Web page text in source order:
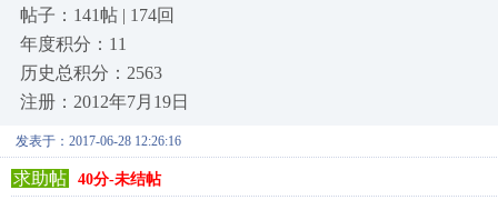
帖子：141帖 | 174回
年度积分：11
历史总积分：2563
注册：2012年7月19日
发表于：2017-06-28 12:26:16
求助帖 40分-未结帖